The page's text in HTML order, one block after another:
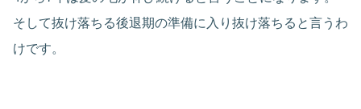
そして抜け落ちる後退期の準備に入り抜け落ちると言うわ
けです。